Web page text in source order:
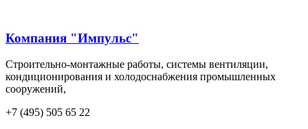
Компания "Импульс"
Строительно-монтажные работы, системы вентиляции,
кондиционирования и холодоснабжения промышленных
сооружений,
+7 (495) 505 65 22